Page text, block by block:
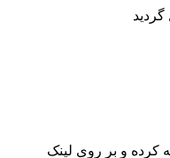
گردید
کرده و بر روی لینک